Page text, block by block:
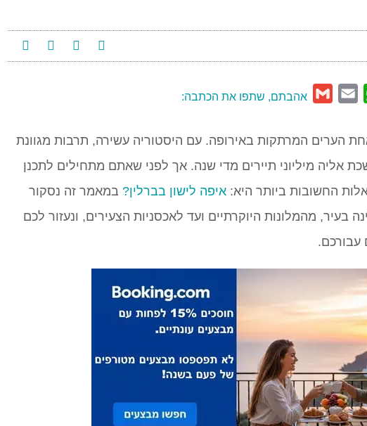
WhatsApp
Email
Gmail
אהבתם, שתפו את הכתבה:
הערים המרתקות באירופה. עם היסטוריה עשירה, תרבות מגוונת
אליה מיליוני תיירים מדי שנה. אך לפני שאתם מתחילים לתכנן
החשובות ביותר היא: איפה לישון בברלין? במאמר זה נסקור
בעיר, מהמלונות היוקרתיים ועד לאכסניות הצעירים, ונעזור לכם